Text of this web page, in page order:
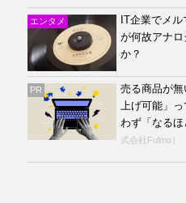
エンタメ
IT企業でメル
が何故アナ
か？
PR
売る商品が
上げ可能」
わず「なる
式会社Fulmo）